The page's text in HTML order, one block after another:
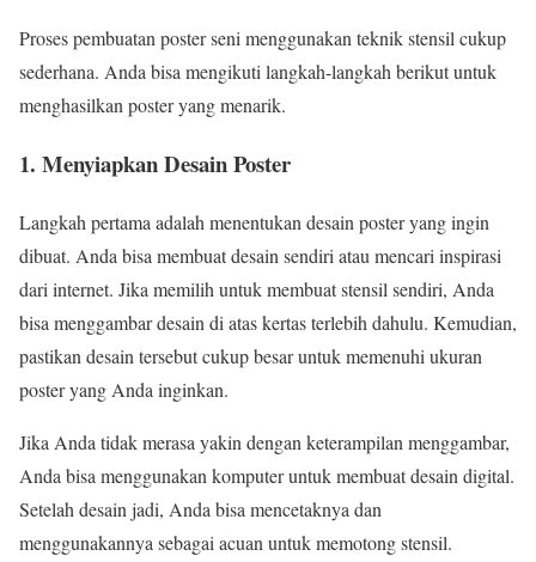
Proses pembuatan poster seni menggunakan teknik stensil cukup
sederhana. Anda bisa mengikuti langkah-langkah berikut untuk
menghasilkan poster yang menarik.
1. Menyiapkan Desain Poster
Langkah pertama adalah menentukan desain poster yang ingin
dibuat. Anda bisa membuat desain sendiri atau mencari inspirasi
dari internet. Jika memilih untuk membuat stensil sendiri, Anda
bisa menggambar desain di atas kertas terlebih dahulu. Kemudian,
pastikan desain tersebut cukup besar untuk memenuhi ukuran
poster yang Anda inginkan.
Jika Anda tidak merasa yakin dengan keterampilan menggambar,
Anda bisa menggunakan komputer untuk membuat desain digital.
Setelah desain jadi, Anda bisa mencetaknya dan
menggunakannya sebagai acuan untuk memotong stensil.